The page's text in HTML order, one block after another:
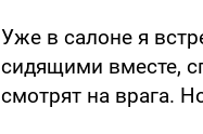
Уже в салоне я
сидящими вместе,
смотрят на врага.